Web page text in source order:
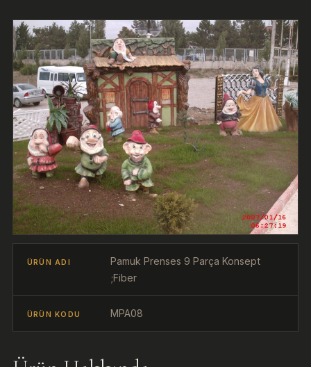
ÜRÜN ADI
Pamuk Prenses 9 Parça Konsept
;Fiber
ÜRÜN KODU MPA08